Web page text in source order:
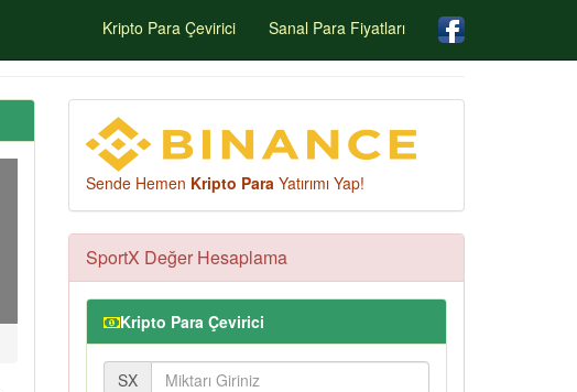
Kripto Para Çevirici Sanal Para Fiyatları
Sende Hemen Kripto Para Yatırımı Yap!
SportX Değer Hesaplama
Kripto Para Çevirici
SX